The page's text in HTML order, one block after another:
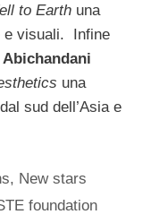
to Earth una
e visuali. Infine
una
sud dell’Asia e
, New stars
foundation